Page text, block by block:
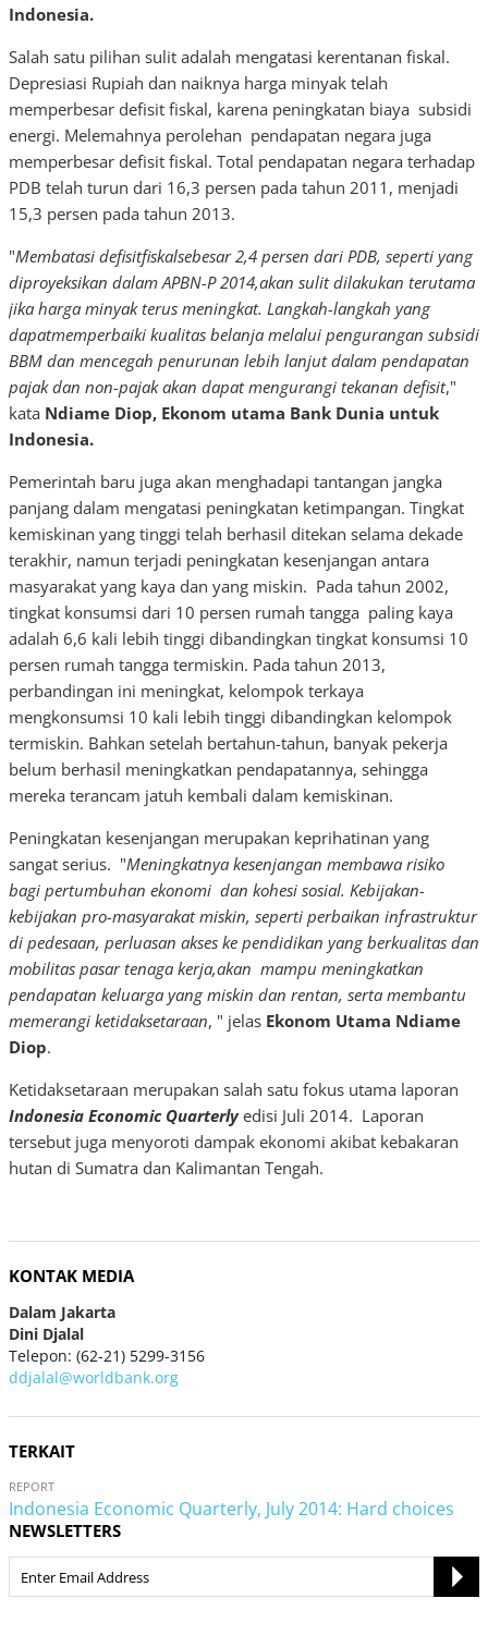
Indonesia.
Salah satu pilihan sulit adalah mengatasi kerentanan fiskal.
Depresiasi Rupiah dan naiknya harga minyak telah
memperbesar defisit fiskal, karena peningkatan biaya subsidi
energi. Melemahnya perolehan pendapatan negara juga
memperbesar defisit fiskal. Total pendapatan negara terhadap
PDB telah turun dari 16,3 persen pada tahun 2011, menjadi
15,3 persen pada tahun 2013.
"Membatasi defisitfiskalsebesar 2,4 persen dari PDB, seperti yang
diproyeksikan dalam APBN-P 2014,akan sulit dilakukan terutama
jika harga minyak terus meningkat. Langkah-langkah yang
dapatmemperbaiki kualitas belanja melalui pengurangan subsidi
BBM dan mencegah penurunan lebih lanjut dalam pendapatan
pajak dan non-pajak akan dapat mengurangi tekanan defisit,"
kata Ndiame Diop, Ekonom utama Bank Dunia untuk
Indonesia.
Pemerintah baru juga akan menghadapi tantangan jangka
panjang dalam mengatasi peningkatan ketimpangan. Tingkat
kemiskinan yang tinggi telah berhasil ditekan selama dekade
terakhir, namun terjadi peningkatan kesenjangan antara
masyarakat yang kaya dan yang miskin. Pada tahun 2002,
tingkat konsumsi dari 10 persen rumah tangga paling kaya
adalah 6,6 kali lebih tinggi dibandingkan tingkat konsumsi 10
persen rumah tangga termiskin. Pada tahun 2013,
perbandingan ini meningkat, kelompok terkaya
mengkonsumsi 10 kali lebih tinggi dibandingkan kelompok
termiskin. Bahkan setelah bertahun-tahun, banyak pekerja
belum berhasil meningkatkan pendapatannya, sehingga
mereka terancam jatuh kembali dalam kemiskinan.
Peningkatan kesenjangan merupakan keprihatinan yang
sangat serius. "Meningkatnya kesenjangan membawa risiko
bagi pertumbuhan ekonomi dan kohesi sosial. Kebijakan-
kebijakan pro-masyarakat miskin, seperti perbaikan infrastruktur
di pedesaan, perluasan akses ke pendidikan yang berkualitas dan
mobilitas pasar tenaga kerja,akan mampu meningkatkan
pendapatan keluarga yang miskin dan rentan, serta membantu
memerangi ketidaksetaraan, " jelas Ekonom Utama Ndiame
Diop.
Ketidaksetaraan merupakan salah satu fokus utama laporan
Indonesia Economic Quarterlyedisi Juli 2014. Laporan
tersebut juga menyoroti dampak ekonomi akibat kebakaran
hutan di Sumatra dan Kalimantan Tengah.
KONTAK MEDIA
Dalam Jakarta
Dini Djalal
Telepon: (62-21) 5299-3156
ddjalal@worldbank.org
TERKAIT
REPORT
Indonesia Economic Quarterly, July 2014: Hard choices
NEWSLETTERS